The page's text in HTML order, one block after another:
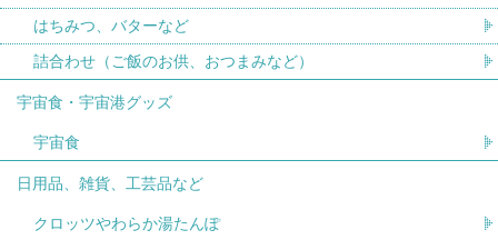
はちみつ、バターなど
詰合わせ（ご飯のお供、おつまみなど）
宇宙食・宇宙港グッズ
宇宙食
日用品、雑貨、工芸品など
クロッツやわらか湯たんぽ